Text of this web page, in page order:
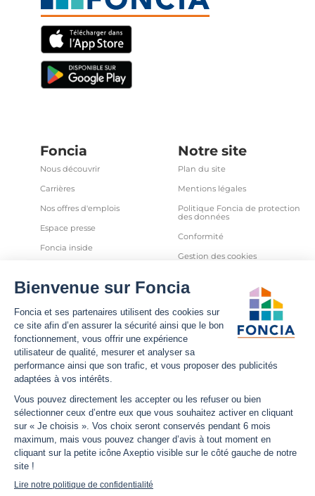
Foncia
Nous découvrir
Carrières
Nos offres d'emplois
Espace presse
Foncia inside
Partenaires
Notre site
Plan du site
Mentions légales
Politique Foncia de protection
des données
Conformité
Gestion des cookies
et autres traceurs
Sécurité informatique
Déclaration d'accessibilité
Infos utiles
Nous contacter
Estimation bien immobilier
Estimation loyer
Actualités
Nous suivre
Facebook
LinkedIn
YouTube
Instagram